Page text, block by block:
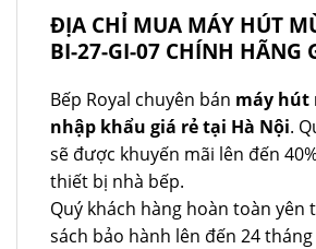
ĐỊA CHỈ MUA MÁY HÚT
BI-27-GI-07 CHÍNH HÃNG
Bếp Royal chuyên bán máy hút
nhập khẩu giá rẻ tại Hà Nội.
sẽ được khuyến mãi lên đến
thiết bị nhà bếp.
Quý khách hàng hoàn toàn yên
sách bảo hành lên đến 24